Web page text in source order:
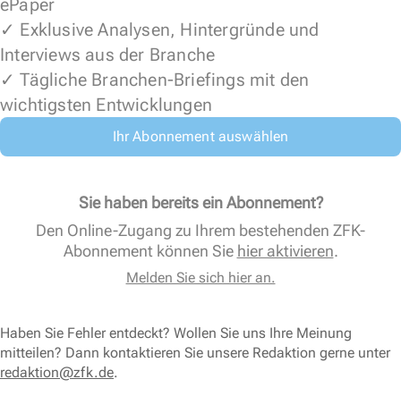
ePaper
✓ Exklusive Analysen, Hintergründe und
Interviews aus der Branche
✓ Tägliche Branchen-Briefings mit den
wichtigsten Entwicklungen
Ihr Abonnement auswählen
Sie haben bereits ein Abonnement?
Den Online-Zugang zu Ihrem bestehenden ZFK-
Abonnement können Sie hier aktivieren.
Melden Sie sich hier an.
Haben Sie Fehler entdeckt? Wollen Sie uns Ihre Meinung
mitteilen? Dann kontaktieren Sie unsere Redaktion gerne unter
redaktion@zfk.de.